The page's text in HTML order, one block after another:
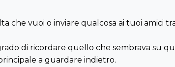
che vuoi o inviare qualcosa ai tuoi amici
di ricordare quello che sembrava su
a guardare indietro.